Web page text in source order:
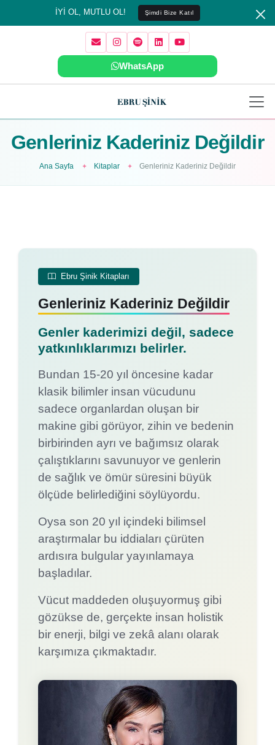
İYİ OL, MUTLU OL! Şimdi Bize Katıl
WhatsApp
Genleriniz Kaderiniz Değildir
Ana Sayfa Kitaplar Genleriniz Kaderiniz Değildir
Ebru Şinik Kitapları
Genleriniz Kaderiniz Değildir
Genler kaderimizi değil, sadece
yatkınlıklarımızı belirler.
Bundan 15-20 yıl öncesine kadar
klasik bilimler insan vücudunu
sadece organlardan oluşan bir
makine gibi görüyor, zihin ve bedenin
birbirinden ayrı ve bağımsız olarak
çalıştıklarını savunuyor ve genlerin
de sağlık ve ömür süresini büyük
ölçüde belirlediğini söylüyordu.
Oysa son 20 yıl içindeki bilimsel
araştırmalar bu iddiaları çürüten
ardısıra bulgular yayınlamaya
başladılar.
Vücut maddeden oluşuyormuş gibi
gözükse de, gerçekte insan holistik
bir enerji, bilgi ve zekâ alanı olarak
karşımıza çıkmaktadır.